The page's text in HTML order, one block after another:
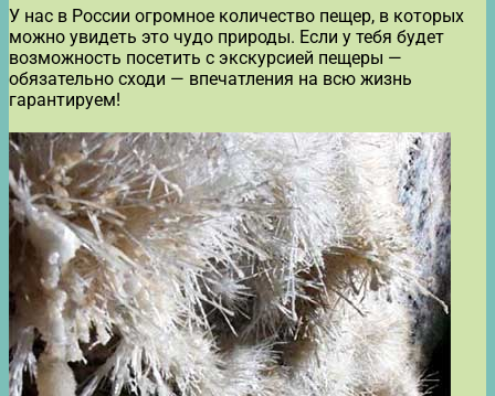
У нас в России огромное количество пещер, в которых
можно увидеть это чудо природы. Если у тебя будет
возможность посетить с экскурсией пещеры —
обязательно сходи — впечатления на всю жизнь
гарантируем!